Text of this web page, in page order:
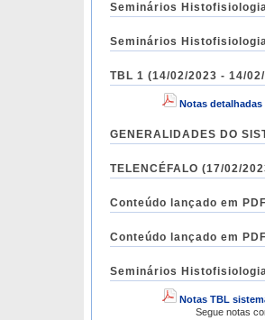
Seminários
Seminários
TBL 1 (14/02/2023 - 14/
Notas
GENERALIDADES DO
TELENCÉFALO (17/02/
Conteúdo lançado em
Conteúdo lançado em
Seminários
Notas TBL
Segue notas